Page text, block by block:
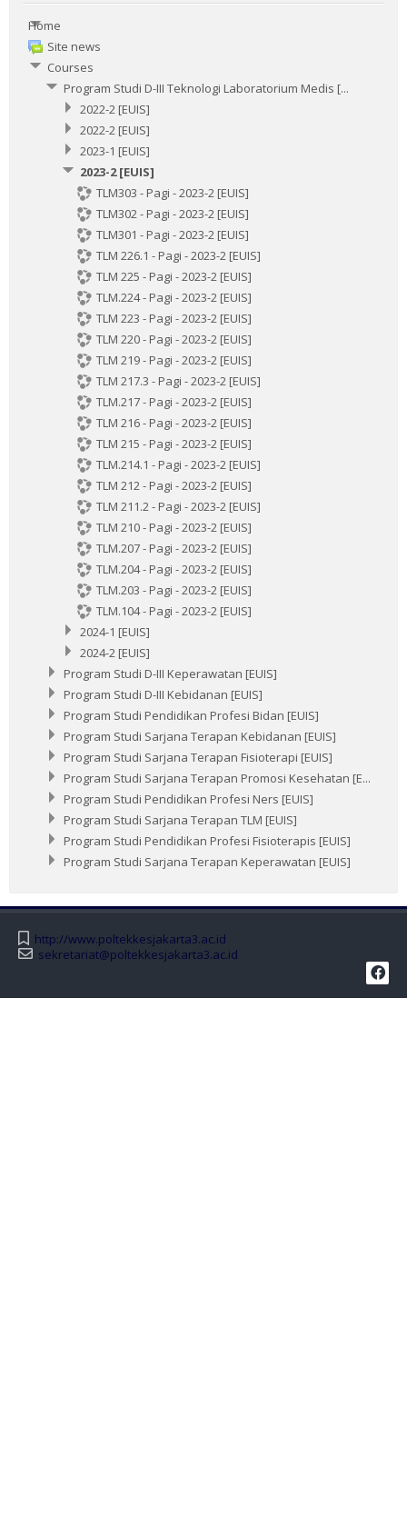
Home
Site news
Courses
Program Studi D-III Teknologi Laboratorium Medis [...
2022-2 [EUIS]
2022-2 [EUIS]
2023-1 [EUIS]
2023-2 [EUIS]
TLM303 - Pagi - 2023-2 [EUIS]
TLM302 - Pagi - 2023-2 [EUIS]
TLM301 - Pagi - 2023-2 [EUIS]
TLM 226.1 - Pagi - 2023-2 [EUIS]
TLM 225 - Pagi - 2023-2 [EUIS]
TLM.224 - Pagi - 2023-2 [EUIS]
TLM 223 - Pagi - 2023-2 [EUIS]
TLM 220 - Pagi - 2023-2 [EUIS]
TLM 219 - Pagi - 2023-2 [EUIS]
TLM 217.3 - Pagi - 2023-2 [EUIS]
TLM.217 - Pagi - 2023-2 [EUIS]
TLM 216 - Pagi - 2023-2 [EUIS]
TLM 215 - Pagi - 2023-2 [EUIS]
TLM.214.1 - Pagi - 2023-2 [EUIS]
TLM 212 - Pagi - 2023-2 [EUIS]
TLM 211.2 - Pagi - 2023-2 [EUIS]
TLM 210 - Pagi - 2023-2 [EUIS]
TLM.207 - Pagi - 2023-2 [EUIS]
TLM.204 - Pagi - 2023-2 [EUIS]
TLM.203 - Pagi - 2023-2 [EUIS]
TLM.104 - Pagi - 2023-2 [EUIS]
2024-1 [EUIS]
2024-2 [EUIS]
Program Studi D-III Keperawatan [EUIS]
Program Studi D-III Kebidanan [EUIS]
Program Studi Pendidikan Profesi Bidan [EUIS]
Program Studi Sarjana Terapan Kebidanan [EUIS]
Program Studi Sarjana Terapan Fisioterapi [EUIS]
Program Studi Sarjana Terapan Promosi Kesehatan [E...
Program Studi Pendidikan Profesi Ners [EUIS]
Program Studi Sarjana Terapan TLM [EUIS]
Program Studi Pendidikan Profesi Fisioterapis [EUIS]
Program Studi Sarjana Terapan Keperawatan [EUIS]
http://www.poltekkesjakarta3.ac.id
sekretariat@poltekkesjakarta3.ac.id